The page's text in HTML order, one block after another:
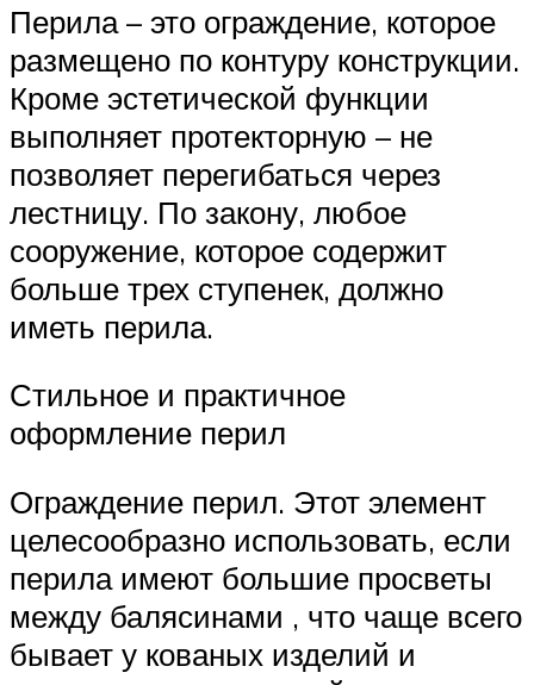
Перила – это ограждение, которое
размещено по контуру конструкции.
Кроме эстетической функции
выполняет протекторную – не
позволяет перегибаться через
лестницу. По закону, любое
сооружение, которое содержит
больше трех ступенек, должно
иметь перила.
Стильное и практичное
оформление перил
Ограждение перил. Этот элемент
целесообразно использовать, если
перила имеют большие просветы
между балясинами , что чаще всего
бывает у кованых изделий и